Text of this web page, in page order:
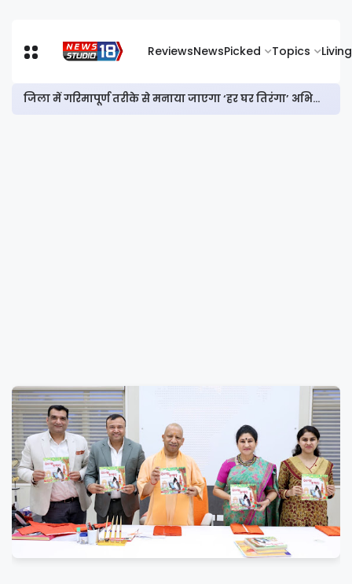
ReviewsNewsPicked Topics Living
जिला में गरिमापूर्ण तरीके से मनाया जाएगा ‘हर घर तिरंगा’ अभियान और विभाजन विभीषिका स्मृति दिवस : डीसी आयुष सिन्हा